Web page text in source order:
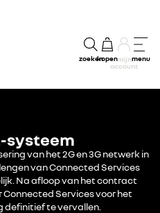
zoekenkopenmijn
account
menu
systeem
van het 2G en 3G netwerk in
van Connected Services
Na afloop van het contract
Services voor het
te vervallen.